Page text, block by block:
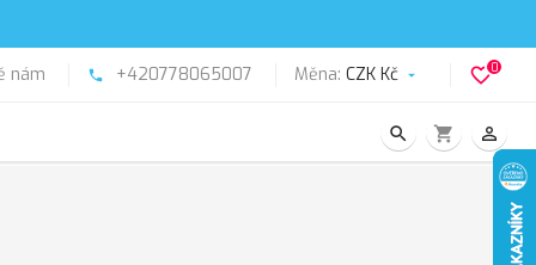
nám phone +420778065007 Měna: CZK Kč  favorite_border0
search shopping_cart person_outline